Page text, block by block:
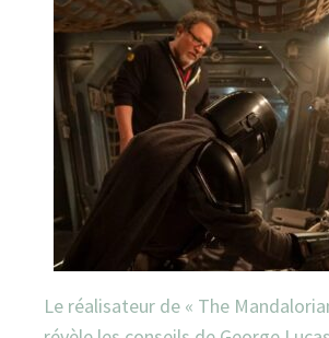
Le réalisateur de « The